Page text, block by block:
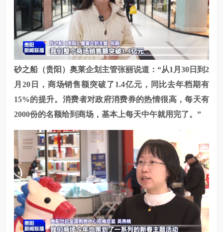
砂之船（贵阳）奥莱企划主管张丽说道：“从1月30日到2
月20日，商场销售额突破了1.4亿元，同比去年档期有
15%的提升。消费者对政府消费券的热情很高，每天有
2000份的名额给到商场，基本上每天中午就用完了。”